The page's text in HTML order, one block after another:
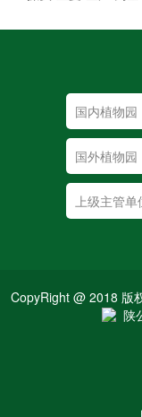
CopyRight @ 2018 版
陕